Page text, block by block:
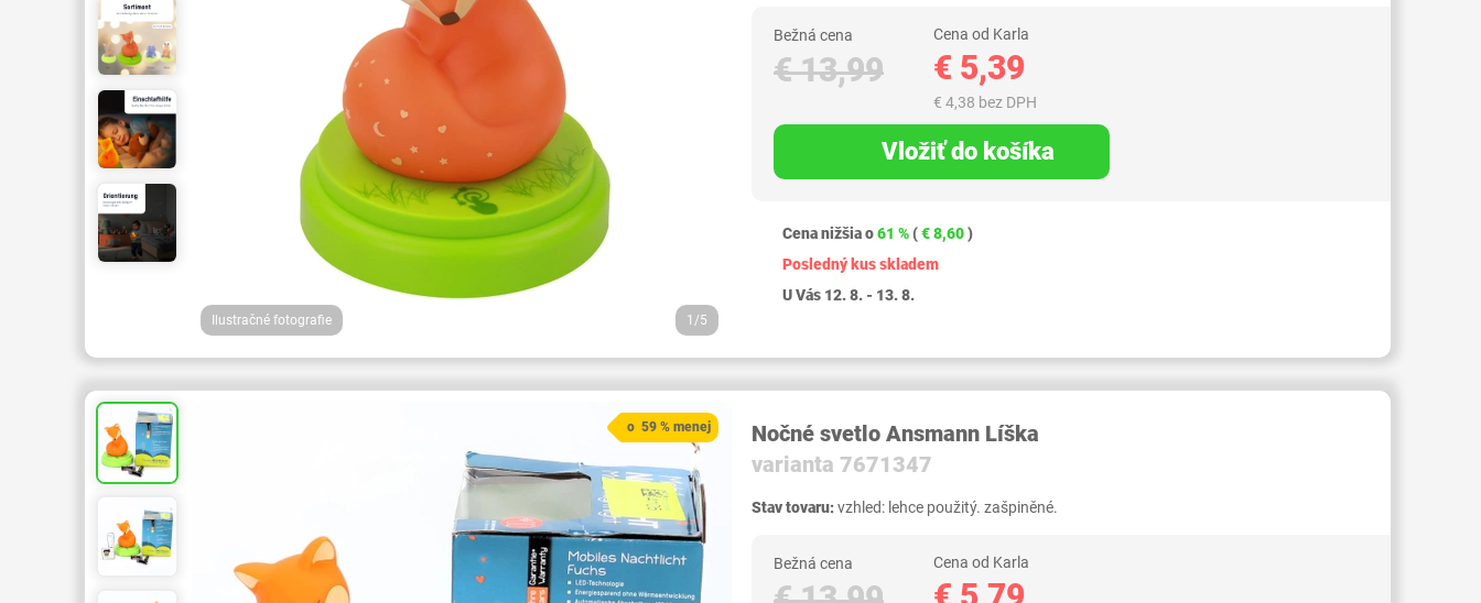
Ilustračné fotografie 1/5
Bežná cena
€ 13,99
Cena od Karla
€ 5,39
€ 4,38 bez DPH
Vložiť do košíka
Cena nižšia o61 % (€ 8,60)
Posledný kus skladem
U Vás 12. 8. - 13. 8.
o 59 % menej
Nočné svetlo Ansmann Líška
varianta 7671347
Stav tovaru:vzhled: lehce použitý. zašpiněné.
Bežná cena Cena od Karla